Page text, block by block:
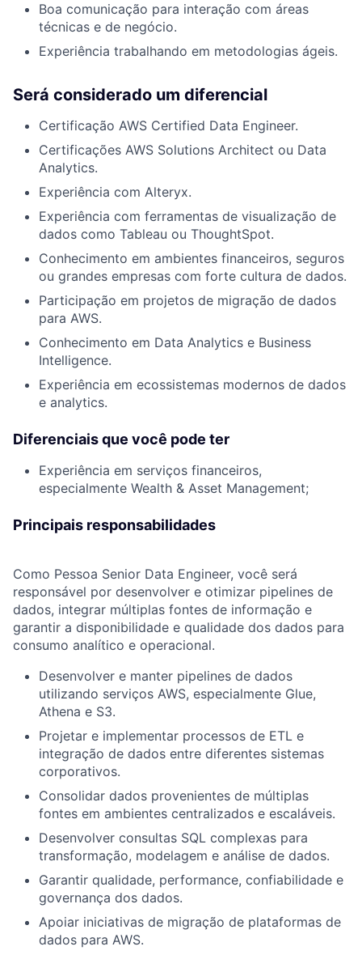
Boa comunicação para interação com áreas
técnicas e de negócio.
Experiência trabalhando em metodologias ágeis.
Será considerado um diferencial
Certificação AWS Certified Data Engineer.
Certificações AWS Solutions Architect ou Data
Analytics.
Experiência com Alteryx.
Experiência com ferramentas de visualização de
dados como Tableau ou ThoughtSpot.
Conhecimento em ambientes financeiros, seguros
ou grandes empresas com forte cultura de dados.
Participação em projetos de migração de dados
para AWS.
Conhecimento em Data Analytics e Business
Intelligence.
Experiência em ecossistemas modernos de dados
e analytics.
Diferenciais que você pode ter
Experiência em serviços financeiros,
especialmente Wealth & Asset Management;
Principais responsabilidades
Como Pessoa Senior Data Engineer, você será
responsável por desenvolver e otimizar pipelines de
dados, integrar múltiplas fontes de informação e
garantir a disponibilidade e qualidade dos dados para
consumo analítico e operacional.
Desenvolver e manter pipelines de dados
utilizando serviços AWS, especialmente Glue,
Athena e S3.
Projetar e implementar processos de ETL e
integração de dados entre diferentes sistemas
corporativos.
Consolidar dados provenientes de múltiplas
fontes em ambientes centralizados e escaláveis.
Desenvolver consultas SQL complexas para
transformação, modelagem e análise de dados.
Garantir qualidade, performance, confiabilidade e
governança dos dados.
Apoiar iniciativas de migração de plataformas de
dados para AWS.